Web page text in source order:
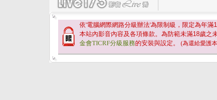
依'電腦網際網路分級辦法'為限制級，限定為年滿
本站內影音內容及各項條款。為防範未滿18歲之
金會TICRF分級服務的安裝與設定。 (為還給愛護